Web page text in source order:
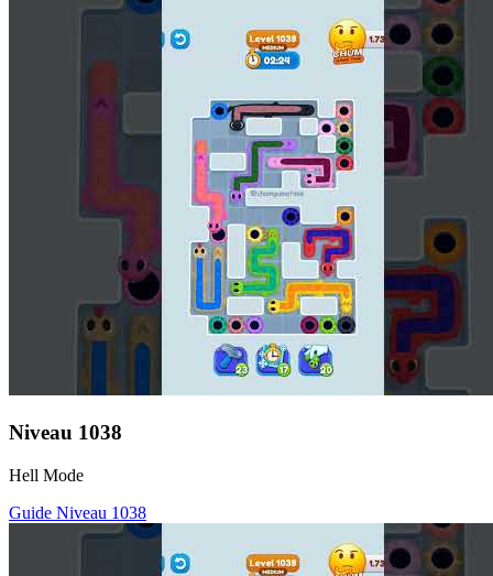
Niveau 1038
Hell Mode
Guide Niveau 1038